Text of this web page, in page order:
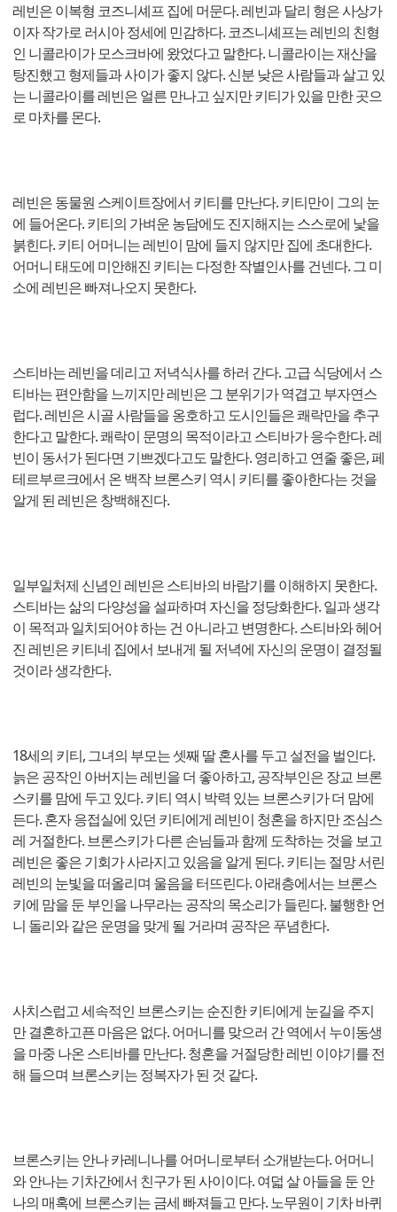
레빈은 이복형 코즈니셰프 집에 머문다. 레빈과 달리 형은 사상가
이자 작가로 러시아 정세에 민감하다. 코즈니셰프는 레빈의 친형
인 니콜라이가 모스크바에 왔었다고 말한다. 니콜라이는 재산을
탕진했고 형제들과 사이가 좋지 않다. 신분 낮은 사람들과 살고 있
는 니콜라이를 레빈은 얼른 만나고 싶지만 키티가 있을 만한 곳으
로 마차를 몬다.
레빈은 동물원 스케이트장에서 키티를 만난다. 키티만이 그의 눈
에 들어온다. 키티의 가벼운 농담에도 진지해지는 스스로에 낯을
붉힌다. 키티 어머니는 레빈이 맘에 들지 않지만 집에 초대한다.
어머니 태도에 미안해진 키티는 다정한 작별인사를 건넨다. 그 미
소에 레빈은 빠져나오지 못한다.
스티바는 레빈을 데리고 저녁식사를 하러 간다. 고급 식당에서 스
티바는 편안함을 느끼지만 레빈은 그 분위기가 역겹고 부자연스
럽다. 레빈은 시골 사람들을 옹호하고 도시인들은 쾌락만을 추구
한다고 말한다. 쾌락이 문명의 목적이라고 스티바가 응수한다. 레
빈이 동서가 된다면 기쁘겠다고도 말한다. 영리하고 연줄 좋은, 페
테르부르크에서 온 백작 브론스키 역시 키티를 좋아한다는 것을
알게 된 레빈은 창백해진다.
일부일처제 신념인 레빈은 스티바의 바람기를 이해하지 못한다.
스티바는 삶의 다양성을 설파하며 자신을 정당화한다. 일과 생각
이 목적과 일치되어야 하는 건 아니라고 변명한다. 스티바와 헤어
진 레빈은 키티네 집에서 보내게 될 저녁에 자신의 운명이 결정될
것이라 생각한다.
18세의 키티, 그녀의 부모는 셋째 딸 혼사를 두고 설전을 벌인다.
늙은 공작인 아버지는 레빈을 더 좋아하고, 공작부인은 장교 브론
스키를 맘에 두고 있다. 키티 역시 박력 있는 브론스키가 더 맘에
든다. 혼자 응접실에 있던 키티에게 레빈이 청혼을 하지만 조심스
레 거절한다. 브론스키가 다른 손님들과 함께 도착하는 것을 보고
레빈은 좋은 기회가 사라지고 있음을 알게 된다. 키티는 절망 서린
레빈의 눈빛을 떠올리며 울음을 터뜨린다. 아래층에서는 브론스
키에 맘을 둔 부인을 나무라는 공작의 목소리가 들린다. 불행한 언
니 돌리와 같은 운명을 맞게 될 거라며 공작은 푸념한다.
사치스럽고 세속적인 브론스키는 순진한 키티에게 눈길을 주지
만 결혼하고픈 마음은 없다. 어머니를 맞으러 간 역에서 누이동생
을 마중 나온 스티바를 만난다. 청혼을 거절당한 레빈 이야기를 전
해 들으며 브론스키는 정복자가 된 것 같다.
브론스키는 안나 카레니나를 어머니로부터 소개받는다. 어머니
와 안나는 기차간에서 친구가 된 사이이다. 여덟 살 아들을 둔 안
나의 매혹에 브론스키는 금세 빠져들고 만다. 노무원이 기차 바퀴